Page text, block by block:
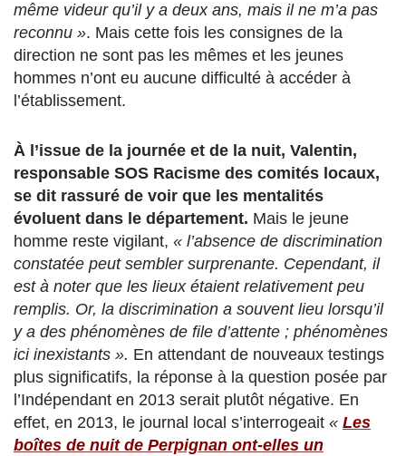
même videur qu’il y a deux ans, mais il ne m’a pas
reconnu ». Mais cette fois les consignes de la
direction ne sont pas les mêmes et les jeunes
hommes n’ont eu aucune difficulté à accéder à
l’établissement.
À l’issue de la journée et de la nuit, Valentin,
responsable SOS Racisme des comités locaux,
se dit rassuré de voir que les mentalités
évoluent dans le département. Mais le jeune
homme reste vigilant, « l’absence de discrimination
constatée peut sembler surprenante. Cependant, il
est à noter que les lieux étaient relativement peu
remplis. Or, la discrimination a souvent lieu lorsqu’il
y a des phénomènes de file d’attente ; phénomènes
ici inexistants ». En attendant de nouveaux testings
plus significatifs, la réponse à la question posée par
l’Indépendant en 2013 serait plutôt négative. En
effet, en 2013, le journal local s’interrogeait « Les
boîtes de nuit de Perpignan ont-elles un